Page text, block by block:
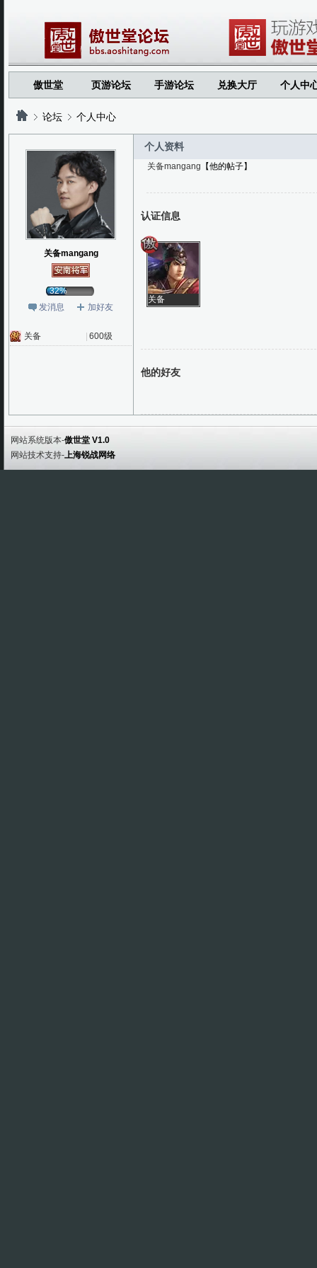
傲世堂 页游论坛 手游论坛 兑换大厅 个人中
论坛
?
个人中心
关备mangang
32%
发消息
加好友
关备 600级
个人资料
关备mangang 【他的帖子】
认证信息
关备
他的好友
网站系统版本-傲世堂 V1.0
网站技术支持-上海锐战网络